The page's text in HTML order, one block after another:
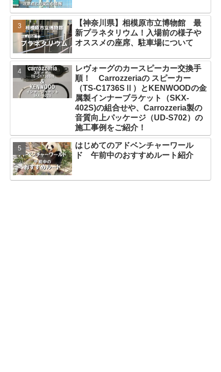
【神奈川県】相模原市立博物館 最
新プラネタリウム！入場前の様子や
オススメの座席、駐車場について
レヴォーグのカースピーカー交換手
順！ Carrozzeriaの スピーカー
（TS-C1736SⅡ）とKENWOODの金
属製インナーブラケット（SKX-
402S)の組合せや、Carrozzeria製の
音質向上パッケージ（UD-S702）の
施工事例をご紹介！
はじめてのアドベンチャーワール
ド 午前中のおすすめルート紹介